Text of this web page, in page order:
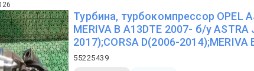
Турбина, турбокомпрессор OPEL
MERIVA B A13DTE 2007- б/у ASTRA
2017);CORSA D(2006-2014);MERIVA
55225439